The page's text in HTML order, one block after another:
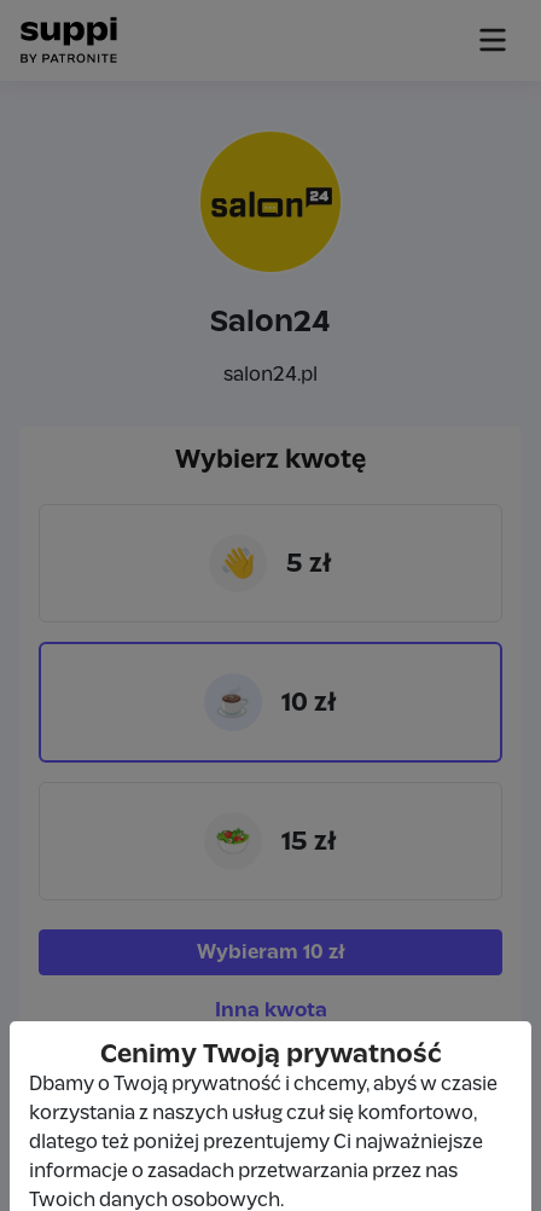
Salon24
salon24.pl
Wybierz kwotę
👋 5 zł
☕ 10 zł
🥗 15 zł
Wybieram 10 zł
Inna kwota
Udostępnij Zgłoś
Cenimy Twoją prywatność
Dbamy o Twoją prywatność i chcemy, abyś w czasie
korzystania z naszych usług czuł się komfortowo,
dlatego też poniżej prezentujemy Ci najważniejsze
informacje o zasadach przetwarzania przez nas
Twoich danych osobowych.